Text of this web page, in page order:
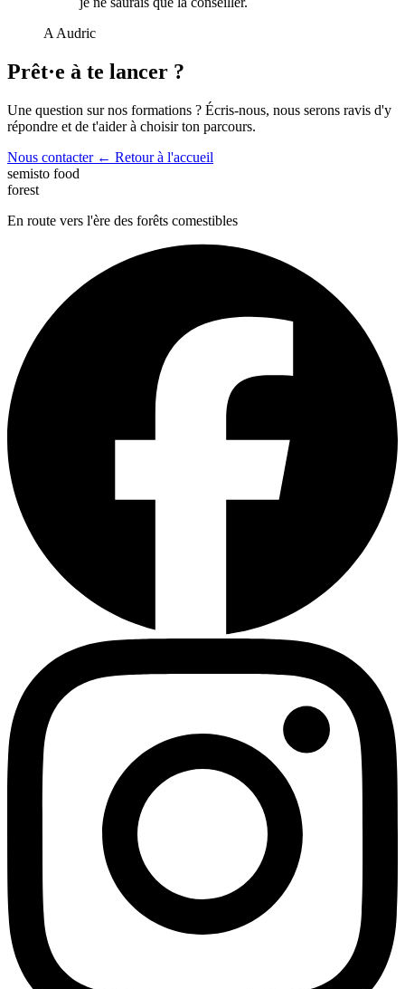
A Audric
Prêt·e à te lancer ?
Une question sur nos formations ? Écris-nous, nous serons ravis d'y
répondre et de t'aider à choisir ton parcours.
Nous contacter ← Retour à l'accueil
semisto food
forest
En route vers l'ère des forêts comestibles